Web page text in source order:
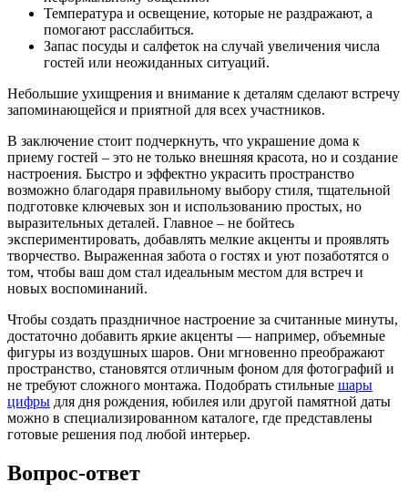
Температура и освещение, которые не раздражают, а
помогают расслабиться.
Запас посуды и салфеток на случай увеличения числа
гостей или неожиданных ситуаций.
Небольшие ухищрения и внимание к деталям сделают встречу
запоминающейся и приятной для всех участников.
В заключение стоит подчеркнуть, что украшение дома к
приему гостей – это не только внешняя красота, но и создание
настроения. Быстро и эффектно украсить пространство
возможно благодаря правильному выбору стиля, тщательной
подготовке ключевых зон и использованию простых, но
выразительных деталей. Главное – не бойтесь
экспериментировать, добавлять мелкие акценты и проявлять
творчество. Выраженная забота о гостях и уют позаботятся о
том, чтобы ваш дом стал идеальным местом для встреч и
новых воспоминаний.
Чтобы создать праздничное настроение за считанные минуты,
достаточно добавить яркие акценты — например, объемные
фигуры из воздушных шаров. Они мгновенно преображают
пространство, становятся отличным фоном для фотографий и
не требуют сложного монтажа. Подобрать стильные шары
цифры для дня рождения, юбилея или другой памятной даты
можно в специализированном каталоге, где представлены
готовые решения под любой интерьер.
Вопрос-ответ